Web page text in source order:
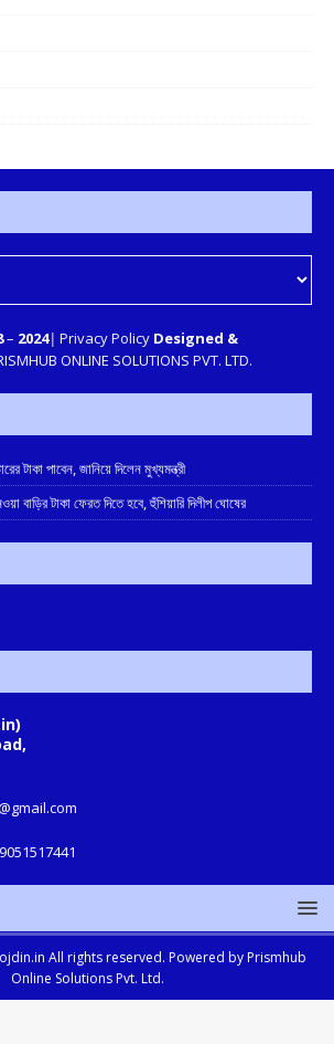
– 2024| Privacy Policy Designed &
ONLINE SOLUTIONS PVT. LTD.
টাকা পাবেন, জানিয়ে দিলেন মুখ্যমন্ত্রী
বাড়ির টাকা ফেরত দিতে হবে, হুঁশিয়ারি দিলীপ ঘোষের
All rights reserved. Powered by Prismhub
Online Solutions Pvt. Ltd.